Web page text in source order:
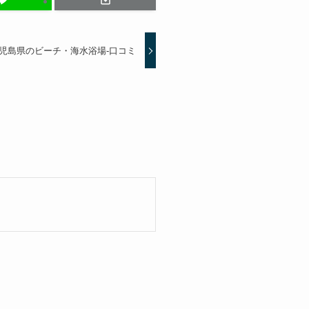
島県のビーチ・海水浴場-口コミ